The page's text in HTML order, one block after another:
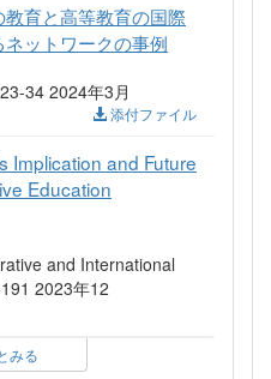
育と高等教育の国際
ットワークの事例
34 2024年3月
添付ファイル
Implication and Future
Education
and International
2023年12
みる